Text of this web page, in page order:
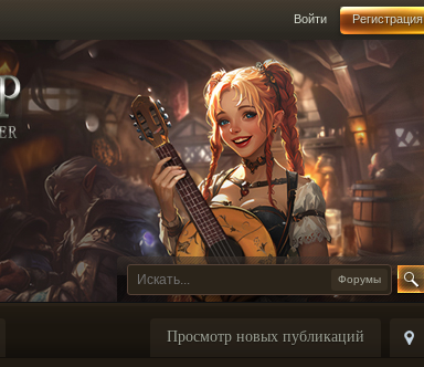
Войти Регистрация
Форумы
Просмотр новых публикаций